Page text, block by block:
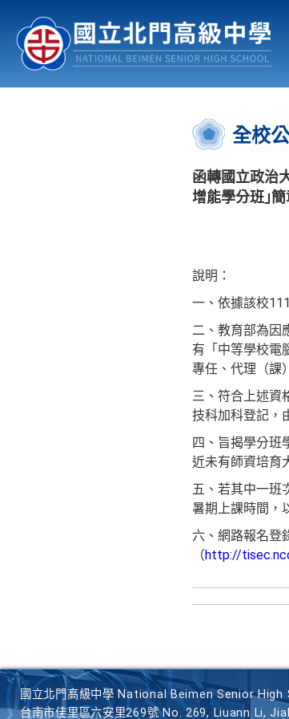
認識北中 行事曆
:::
全校
函轉國立政治
增能學分班｣簡
說明：
一、依據該校
二、教育部為因
有「中等學校電
專任、代理（課
三、符合上述資
技科加科登記，
四、旨揭學分班
近未有師資培育
五、若其中一班
暑期上課時間，
六、網路報名登
（http://
國立北門高級中學 National Beimen Senior High
台南市佳里區六安里269號 No. 269, Liuann Li,